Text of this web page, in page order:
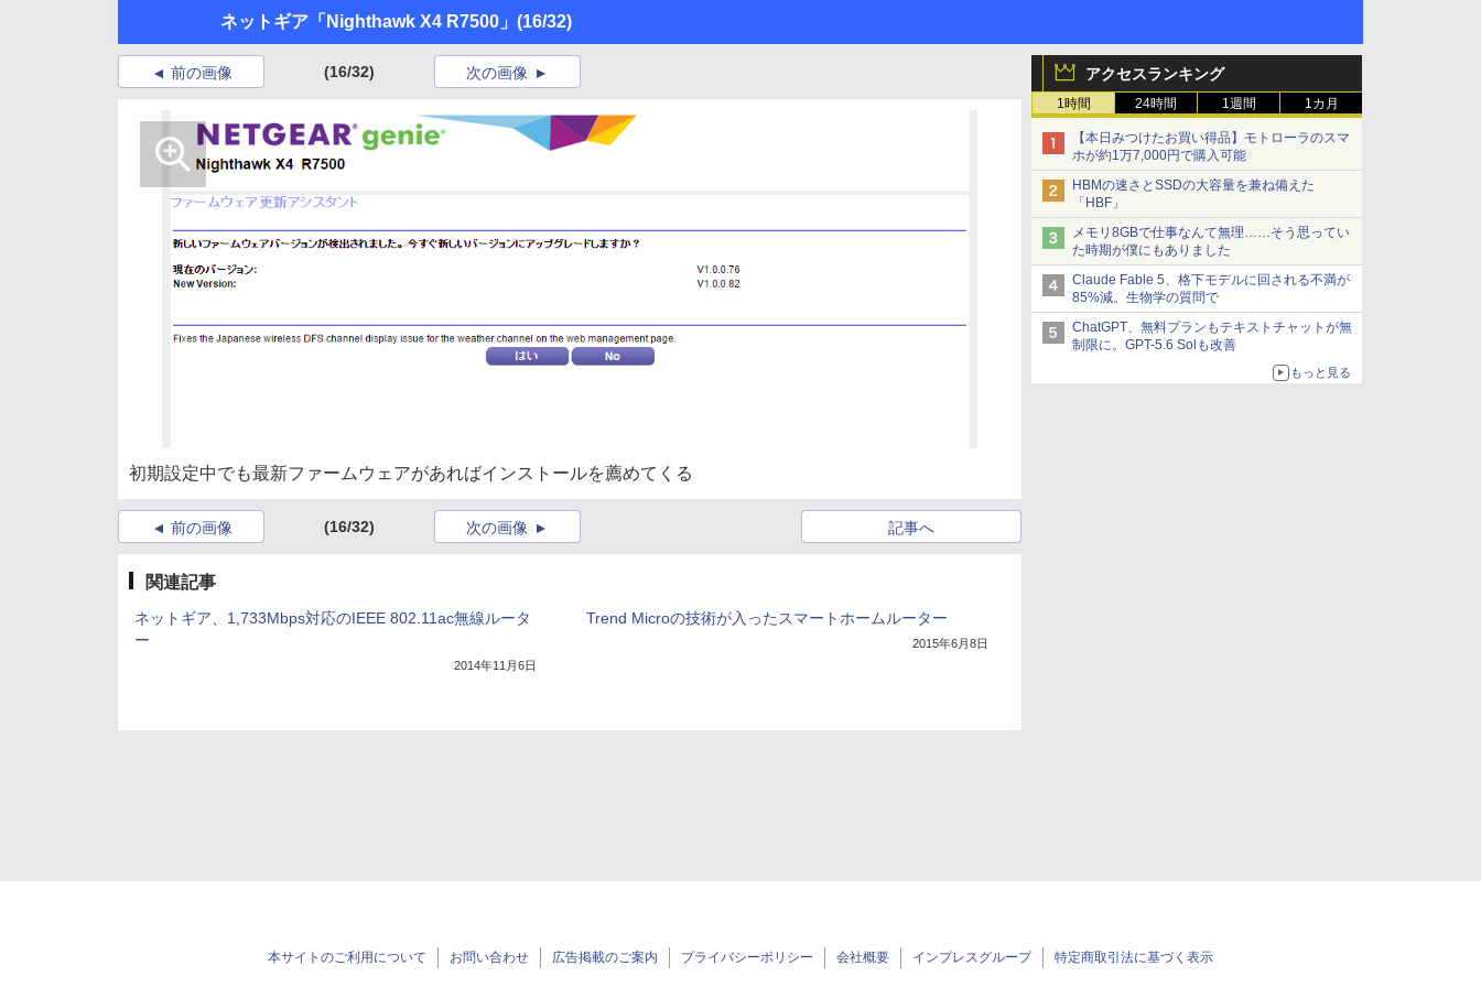
ネットギア「Nighthawk X4 R7500」 (16/32)
アクセスランキング
1時間 24時間 1週間 1カ月
【本日みつけたお買い得品】モトローラのスマ
ホが約1万7,000円で購入可能
HBMの速さとSSDの大容量を兼ね備えた
「HBF」
メモリ8GBで仕事なんて無理……そう思ってい
た時期が僕にもありました
Claude Fable 5、格下モデルに回される不満が
85%減。生物学の質問で
ChatGPT、無料プランもテキストチャットが無
制限に。GPT-5.6 Solも改善
もっと見る
前の画像 (16/32) 次の画像
初期設定中でも最新ファームウェアがあればインストールを薦めてくる
前の画像 (16/32) 記事へ
次の画像
関連記事
ネットギア、1,733Mbps対応のIEEE 802.11ac無線ルータ
ー
2014年11月6日
Trend Microの技術が入ったスマートホームルーター
2015年6月8日
本サイトのご利用について お問い合わせ 広告掲載のご案内 プライバシーポリシー 会社概要 インプレスグループ 特定商取引法に基づく表示